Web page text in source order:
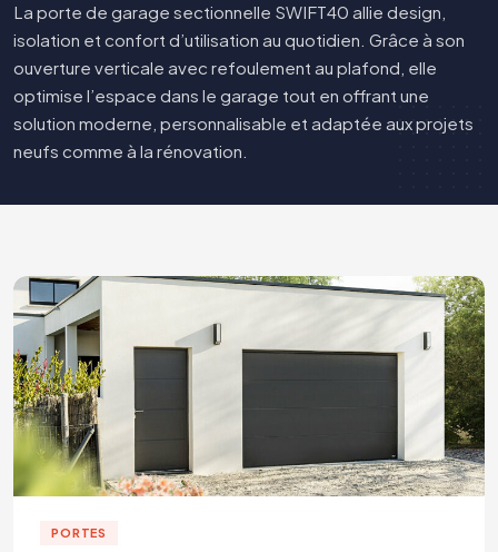
La porte de garage sectionnelle SWIFT40 allie design,
isolation et confort d’utilisation au quotidien. Grâce à son
ouverture verticale avec refoulement au plafond, elle
optimise l’espace dans le garage tout en offrant une
solution moderne, personnalisable et adaptée aux projets
neufs comme à la rénovation.
PORTES